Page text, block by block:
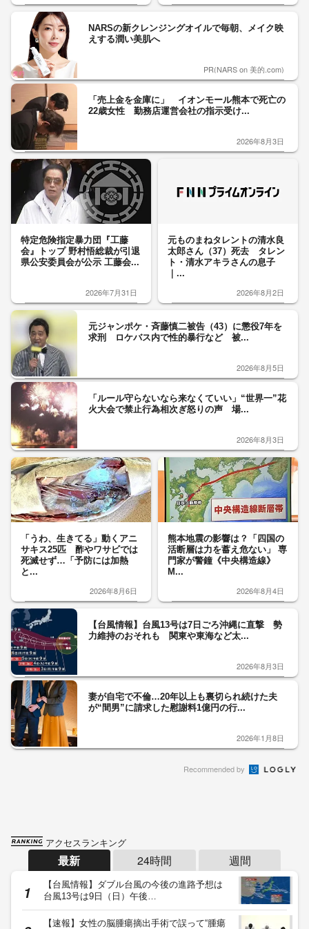
NARSの新クレンジングオイルで毎朝、メイク映
えする潤い美肌へ
PR(NARS on 美的.com)
「売上金を金庫に」 イオンモール熊本で死亡の
22歳女性 勤務店運営会社の指示受け...
2026年8月3日
特定危険指定暴力団『工藤
会』トップ 野村悟総裁が引退
県公安委員会が公示 工藤会...
2026年7月31日
元ものまねタレントの清水良
太郎さん（37）死去 タレン
ト・清水アキラさんの息子
｜...
2026年8月2日
元ジャンポケ・斉藤慎二被告（43）に懲役7年を
求刑 ロケバス内で性的暴行など 被...
2026年8月5日
「ルール守らないなら来なくていい」“世界一”花
火大会で禁止行為相次ぎ怒りの声 場...
2026年8月3日
「うわ、生きてる」動くアニ
サキス25匹 酢やワサビでは
死滅せず…「予防には加熱
と...
2026年8月6日
熊本地震の影響は？「四国の
活断層は力を蓄え危ない」 専
門家が警鐘《中央構造線》
M...
2026年8月4日
【台風情報】台風13号は7日ごろ沖縄に直撃 勢
力維持のおそれも 関東や東海など太...
2026年8月3日
妻が自宅で不倫…20年以上も裏切られ続けた夫
が“間男”に請求した慰謝料1億円の行...
2026年1月8日
Recommended by
アクセスランキング
最新 24時間 週間
【台風情報】ダブル台風の今後の進路予想は
台風13号は9日（日）午後…
【速報】女性の脳腫瘍摘出手術で誤って“腫瘍